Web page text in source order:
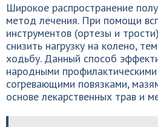
Широкое распространение
метод лечения. При помощи
инструментов (ортезы и
снизить нагрузку на колено,
ходьбу. Данный способ
народными
согревающими повязками,
основе лекарственных трав и